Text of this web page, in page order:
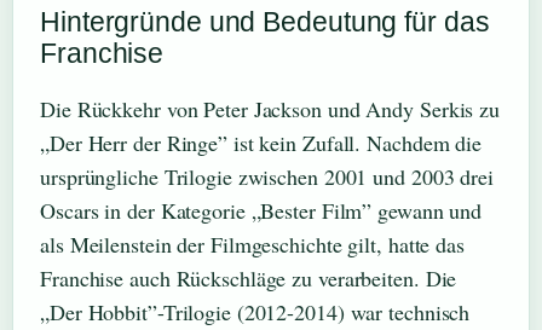
Hintergründe und Bedeutung für das
Franchise
Die Rückkehr von Peter Jackson und Andy Serkis zu
„Der Herr der Ringe” ist kein Zufall. Nachdem die
ursprüngliche Trilogie zwischen 2001 und 2003 drei
Oscars in der Kategorie „Bester Film” gewann und
als Meilenstein der Filmgeschichte gilt, hatte das
Franchise auch Rückschläge zu verarbeiten. Die
„Der Hobbit”-Trilogie (2012-2014) war technisch